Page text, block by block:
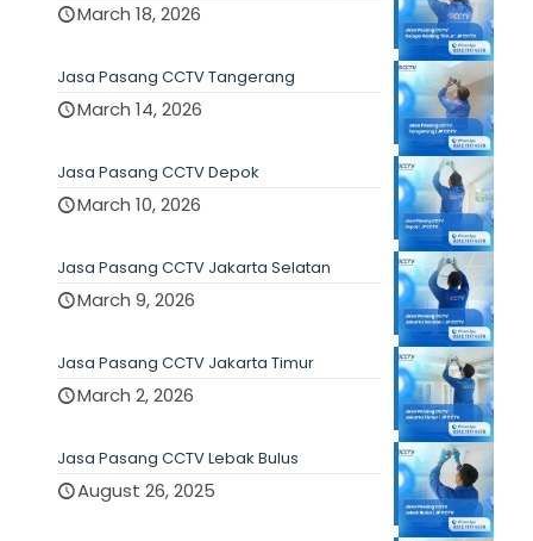
March 18, 2026
Jasa Pasang CCTV Tangerang
March 14, 2026
Jasa Pasang CCTV Depok
March 10, 2026
Jasa Pasang CCTV Jakarta Selatan
March 9, 2026
Jasa Pasang CCTV Jakarta Timur
March 2, 2026
Jasa Pasang CCTV Lebak Bulus
August 26, 2025